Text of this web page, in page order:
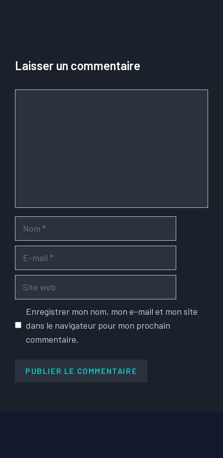
Laisser un commentaire
Enregistrer mon nom, mon e-mail et mon site
dans le navigateur pour mon prochain
commentaire.